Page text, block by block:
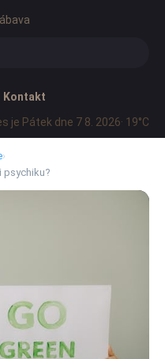
Kontakt
je Pátek dne 7 8. 2026· 19°C
›
psychiku?